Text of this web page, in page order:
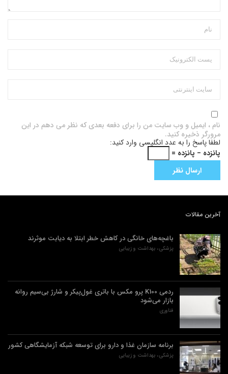
نام ، ایمیل و وب سایت من را برای دفعه بعدی که نظر می دهم در این
مرورگر ذخیره کنید.
لطفا پاسخ را به عدد انگلیسی وارد کنید:
پانزده − پانزده =
آخرین مقالات
باغچه‌های خانگی در کاهش خطر ابتلا به دیابت موثرند
پزشکی، بهداشت و زیبایی
ردمی K100 پرو مکس با باتری غول‌پیکر و شارژ بی‌سیم روانه
بازار می‌شود
فناوری
برنامه سازمان غذا و دارو برای توسعه شبکه آزمایشگاهی کشور
پزشکی، بهداشت و زیبایی